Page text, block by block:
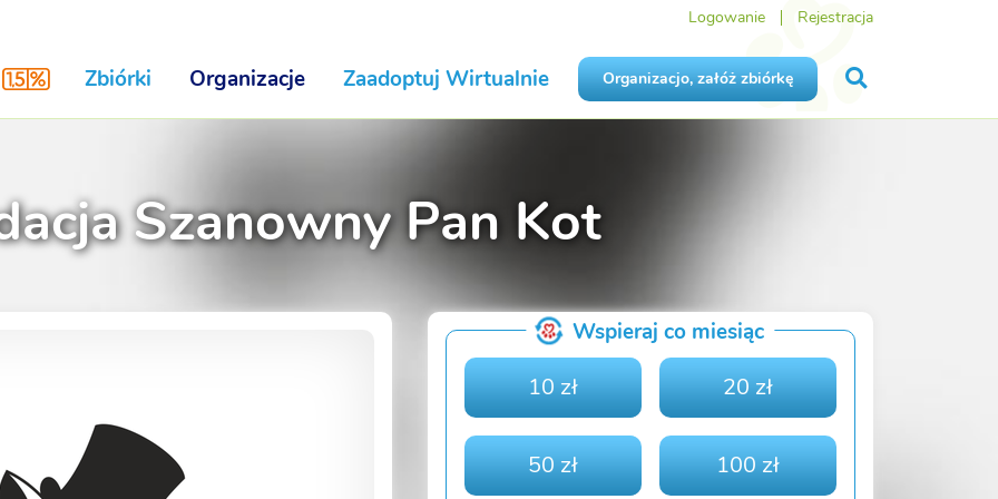
Logowanie Rejestracja
Zbiórki Organizacje Zaadoptuj Wirtualnie Organizacjo, załóż zbiórkę
Szanowny Pan Kot
Wspieraj co miesiąc
10 zł 20 zł
50 zł 100 zł